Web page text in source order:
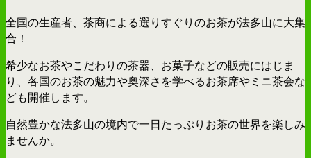
全国の生産者、茶商による選りすぐりのお茶が法多山に大集
合！
希少なお茶やこだわりの茶器、お菓子などの販売にはじま
り、各国のお茶の魅力や奥深さを学べるお茶席やミニ茶会な
ども開催します。
自然豊かな法多山の境内で一日たっぷりお茶の世界を楽しみ
ませんか。